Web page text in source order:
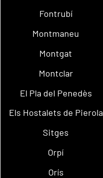
Fontrubí
Montmaneu
Montgat
Montclar
El Pla del Penedès
Els Hostalets de Pierola
Sitges
Orpí
Orís